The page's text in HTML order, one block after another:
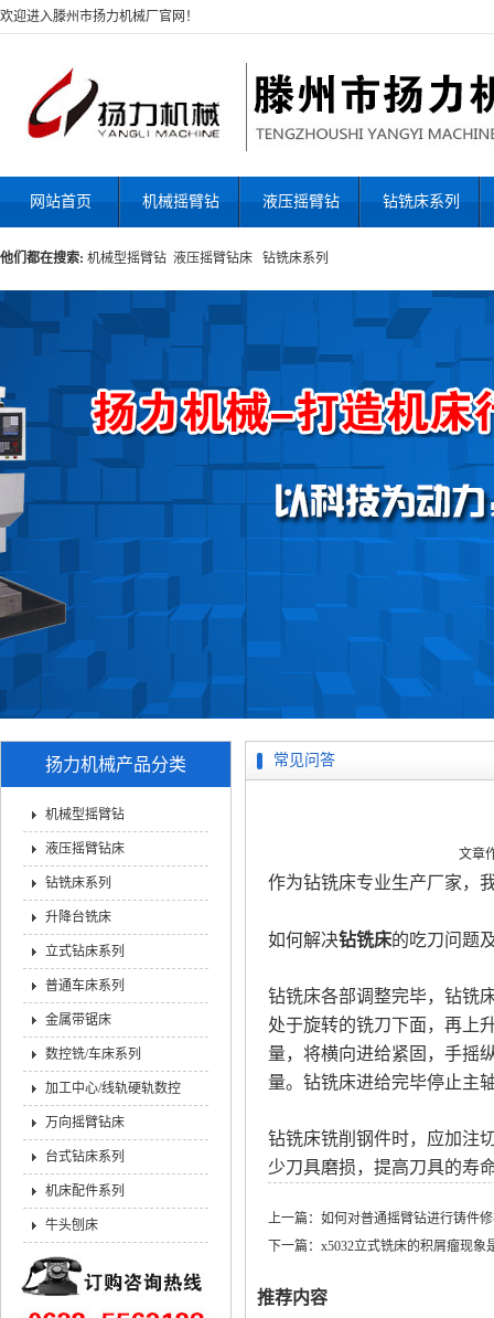
欢迎进入滕州市扬力机械厂官网！
网站首页 机械摇臂钻 液压摇臂钻 钻铣床系列
他们都在搜索: 机械型摇臂钻 液压摇臂钻床 钻铣床系列
扬力机械产品分类
机械型摇臂钻
液压摇臂钻床
钻铣床系列
升降台铣床
立式钻床系列
普通车床系列
金属带锯床
数控铣/车床系列
加工中心/线轨硬轨数控
万向摇臂钻床
台式钻床系列
机床配件系列
牛头刨床
常见问答
文章
作为钻铣床专业生产厂家，
如何解决钻铣床的吃刀问题
钻铣床各部调整完毕，钻铣
处于旋转的铣刀下面，再上
量，将横向进给紧固，手摇
量。钻铣床进给完毕停止主
钻铣床铣削钢件时，应加注
少刀具磨损，提高刀具的寿
上一篇： 如何对普通摇臂钻进行铸件
下一篇： x5032立式铣床的积屑瘤现象
推荐内容